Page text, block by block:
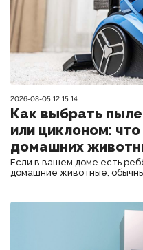
2026-08-05 12:15:14
Как выбрать
или циклоном:
домашних
Если в вашем доме есть
домашние животные,
аквафильтром и циклоном —